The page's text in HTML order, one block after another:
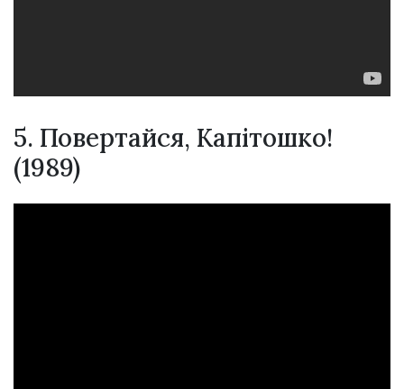
5. Повертайся, Капітошко!
(1989)